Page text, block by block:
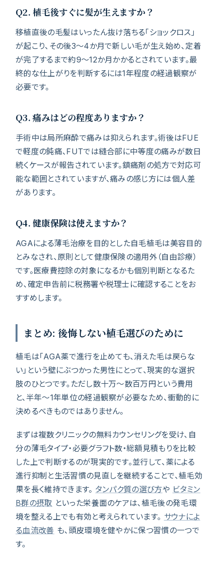
Q2. 植毛後すぐに髪が生えますか？
移植直後の毛髪はいったん抜け落ちる「ショックロス」
が起こり、その後3〜4か月で新しい毛が生え始め、定着
が完了するまで約9〜12か月かかるとされています。最
終的な仕上がりを判断するには1年程度の経過観察が
必要です。
Q3. 痛みはどの程度ありますか？
手術中は局所麻酔で痛みは抑えられます。術後はFUE
で軽度の鈍痛、FUTでは縫合部に中等度の痛みが数日
続くケースが報告されています。鎮痛剤の処方で対応可
能な範囲とされていますが、痛みの感じ方には個人差
があります。
Q4. 健康保険は使えますか？
AGAによる薄毛治療を目的とした自毛植毛は美容目的
とみなされ、原則として健康保険の適用外（自由診療）
です。医療費控除の対象になるかも個別判断となるた
め、確定申告前に税務署や税理士に確認することをお
すすめします。
まとめ: 後悔しない植毛選びのために
植毛は「AGA薬で進行を止めても、消えた毛は戻らな
い」という壁にぶつかった男性にとって、現実的な選択
肢のひとつです。ただし数十万〜数百万円という費用
と、半年〜1年単位の経過観察が必要なため、衝動的に
決めるべきものではありません。
まずは複数クリニックの無料カウンセリングを受け、自
分の薄毛タイプ・必要グラフト数・総額見積もりを比較
した上で判断するのが現実的です。並行して、薬による
進行抑制と生活習慣の見直しを継続することで、植毛効
果を長く維持できます。 タンパク質の選び方や ビタミン
B群の摂取 といった栄養面のケアは、植毛後の発毛環
境を整える上でも有効と考えられています。 サウナによ
る血流改善 も、頭皮環境を健やかに保つ習慣の一つで
す。